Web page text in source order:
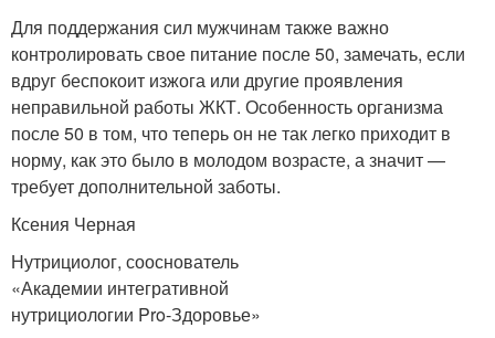
Для поддержания сил мужчинам также важно
контролировать свое питание после 50, замечать, если
вдруг беспокоит изжога или другие проявления
неправильной работы ЖКТ. Особенность организма
после 50 в том, что теперь он не так легко приходит в
норму, как это было в молодом возрасте, а значит —
требует дополнительной заботы.
Ксения Черная
Нутрициолог, сооснователь
«Академии интегративной
нутрициологии Pro-Здоровье»